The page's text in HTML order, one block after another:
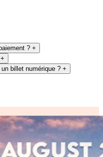
? +
+
billet numérique ? +